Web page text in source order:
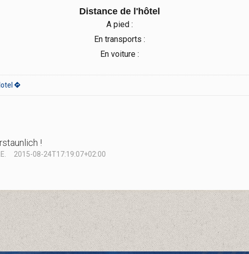
Distance de l'hôtel
A pied :
En transports :
En voiture :
!
2015-08-24T17:19:07+02:00